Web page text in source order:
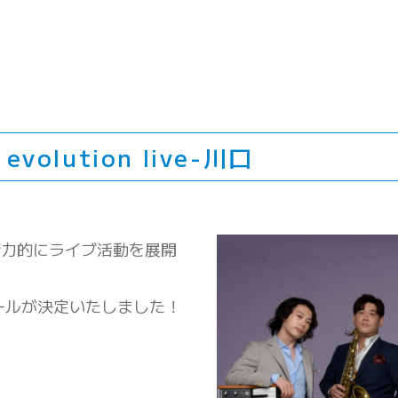
live-川口
的にライブ活動を展開
が決定いたしました！